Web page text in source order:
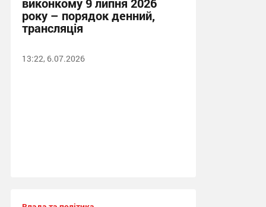
року – порядок денний,
трансляція
13:22, 6.07.2026